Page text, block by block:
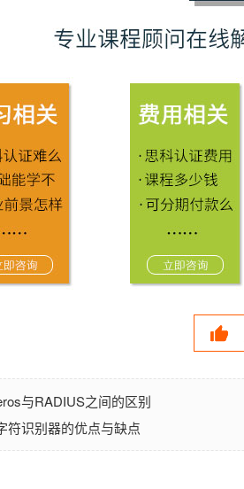
与RADIUS之间的区别
符识别器的优点与缺点